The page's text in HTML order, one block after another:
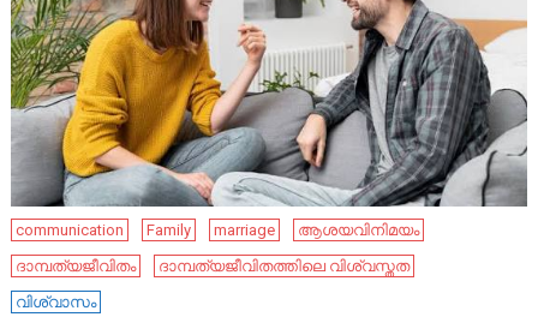
communication Family marriage
ആശയവിനിമയം
ദാമ്പത്യജീവിതം
ദാമ്പത്യജീവിതത്തിലെ വിശ്വസ്തത
വിശ്വാസം